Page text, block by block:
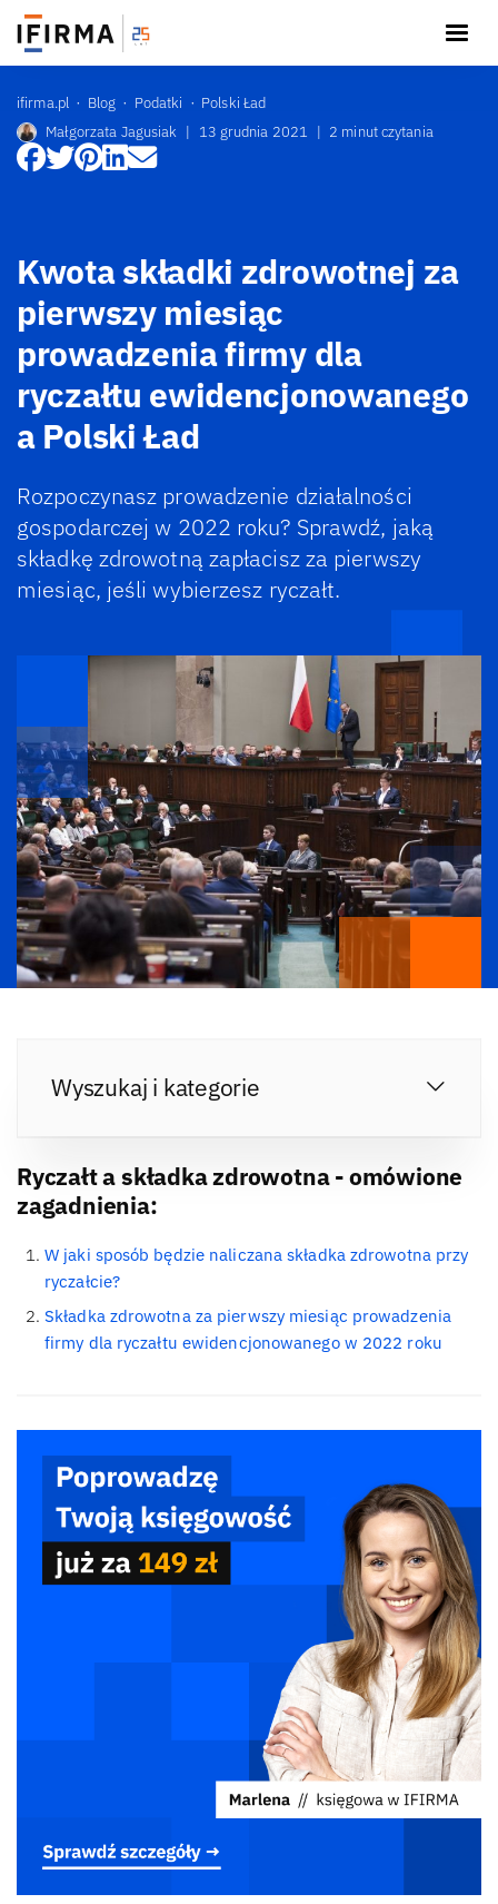
ifirma.pl Blog Podatki
Polski Ład
Małgorzata Jagusiak | 13 grudnia 2021 | 2 minut czytania
Kwota składki zdrowotnej za
pierwszy miesiąc
prowadzenia firmy dla
ryczałtu ewidencjonowanego
a Polski Ład
Rozpoczynasz prowadzenie działalności
gospodarczej w 2022 roku? Sprawdź, jaką
składkę zdrowotną zapłacisz za pierwszy
miesiąc, jeśli wybierzesz ryczałt.
Wyszukaj i kategorie
Ryczałt a składka zdrowotna - omówione
zagadnienia:
W jaki sposób będzie naliczana składka zdrowotna przy
ryczałcie?
Składka zdrowotna za pierwszy miesiąc prowadzenia
firmy dla ryczałtu ewidencjonowanego w 2022 roku